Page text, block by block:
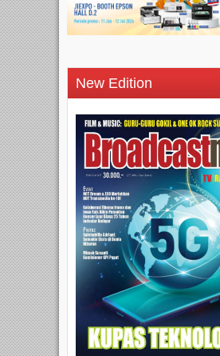
New Edition